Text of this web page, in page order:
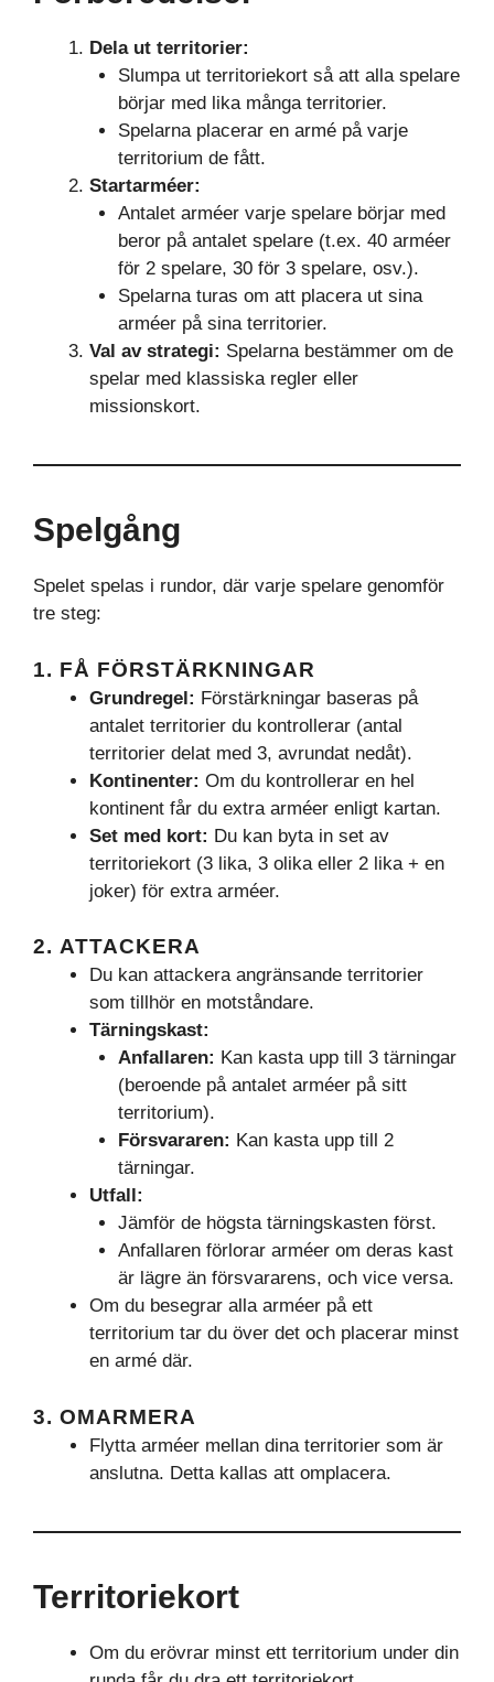
Dela ut territorier:
Slumpa ut territoriekort så att alla spelare
börjar med lika många territorier.
Spelarna placerar en armé på varje
territorium de fått.
Startarméer:
Antalet arméer varje spelare börjar med
beror på antalet spelare (t.ex. 40 arméer
för 2 spelare, 30 för 3 spelare, osv.).
Spelarna turas om att placera ut sina
arméer på sina territorier.
Val av strategi: Spelarna bestämmer om de
spelar med klassiska regler eller
missionskort.
Spelgång
Spelet spelas i rundor, där varje spelare genomför
tre steg:
1. FÅ FÖRSTÄRKNINGAR
Grundregel: Förstärkningar baseras på
antalet territorier du kontrollerar (antal
territorier delat med 3, avrundat nedåt).
Kontinenter: Om du kontrollerar en hel
kontinent får du extra arméer enligt kartan.
Set med kort: Du kan byta in set av
territoriekort (3 lika, 3 olika eller 2 lika + en
joker) för extra arméer.
2. ATTACKERA
Du kan attackera angränsande territorier
som tillhör en motståndare.
Tärningskast:
Anfallaren: Kan kasta upp till 3 tärningar
(beroende på antalet arméer på sitt
territorium).
Försvararen: Kan kasta upp till 2
tärningar.
Utfall:
Jämför de högsta tärningskasten först.
Anfallaren förlorar arméer om deras kast
är lägre än försvararens, och vice versa.
Om du besegrar alla arméer på ett
territorium tar du över det och placerar minst
en armé där.
3. OMARMERA
Flytta arméer mellan dina territorier som är
anslutna. Detta kallas att omplacera.
Territoriekort
Om du erövrar minst ett territorium under din